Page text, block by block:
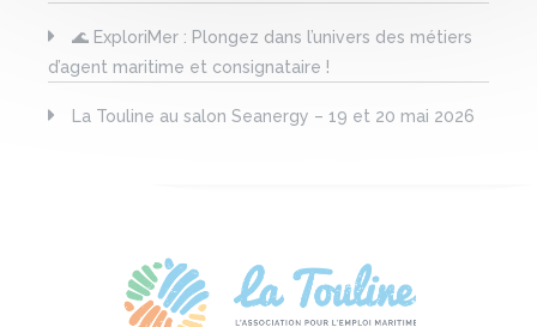
🌊 ExploriMer : Plongez dans l’univers des métiers
d’agent maritime et consignataire !
La Touline au salon Seanergy – 19 et 20 mai 2026